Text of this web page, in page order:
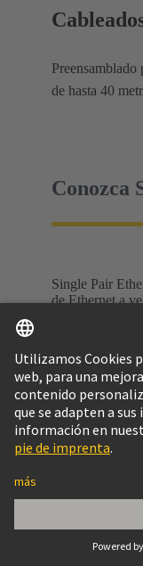
de hasta 40
Conozca
Single Pair
de Ethernet a
SPE, los casos
en una página
Ethernet.